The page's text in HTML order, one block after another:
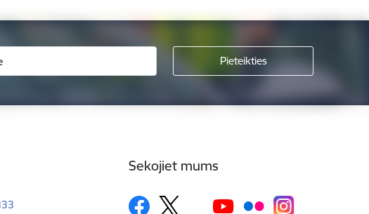
Sekojiet mums